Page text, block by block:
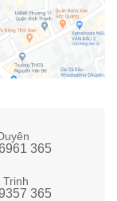
365
Trinh
365